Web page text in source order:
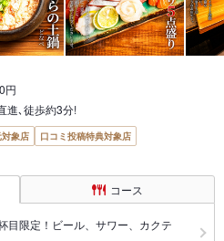
円
進､徒歩約3分!
対象店
口コミ投稿特典対象店
コース
目限定！ビール、サワー、カクテ